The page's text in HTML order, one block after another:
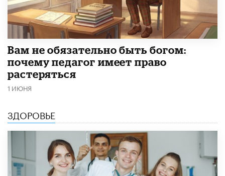
​Вам не обязательно быть богом:
почему педагог имеет право
растеряться
1 ИЮНЯ
ЗДОРОВЬЕ